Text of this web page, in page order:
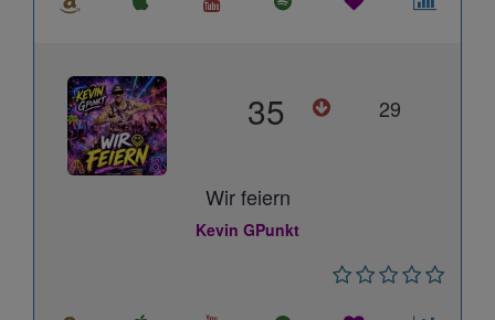
35 29
Wir feiern
Kevin GPunkt